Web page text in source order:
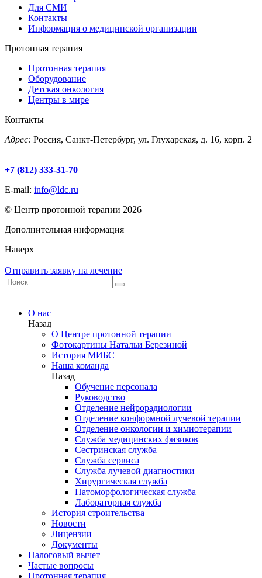
Для СМИ
Контакты
Информация о медицинской организации
Протонная терапия
Протонная терапия
Оборудование
Детская онкология
Центры в мире
Контакты
Адрес: Россия, Санкт-Петербург, ул. Глухарская, д. 16, корп. 2
+7 (812) 333-31-70
E-mail: info@ldc.ru
© Центр протонной терапии 2026
Дополнительная информация
Наверх
Отправить заявку на лечение
О нас
Назад
О Центре протонной терапии
Фотокартины Натальи Березиной
История МИБС
Наша команда
Назад
Обучение персонала
Руководство
Отделение нейрорадиологии
Отделение конформной лучевой терапии
Отделение онкологии и химиотерапии
Служба медицинских физиков
Сестринская служба
Служба сервиса
Служба лучевой диагностики
Хирургическая служба
Патоморфологическая служба
Лабораторная служба
История строительства
Новости
Лицензии
Документы
Налоговый вычет
Частые вопросы
Протонная терапия